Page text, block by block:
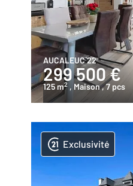
AUCALEUC 22
299 500 €
125 m2 , Maison, 7 pcs
Exclusivité